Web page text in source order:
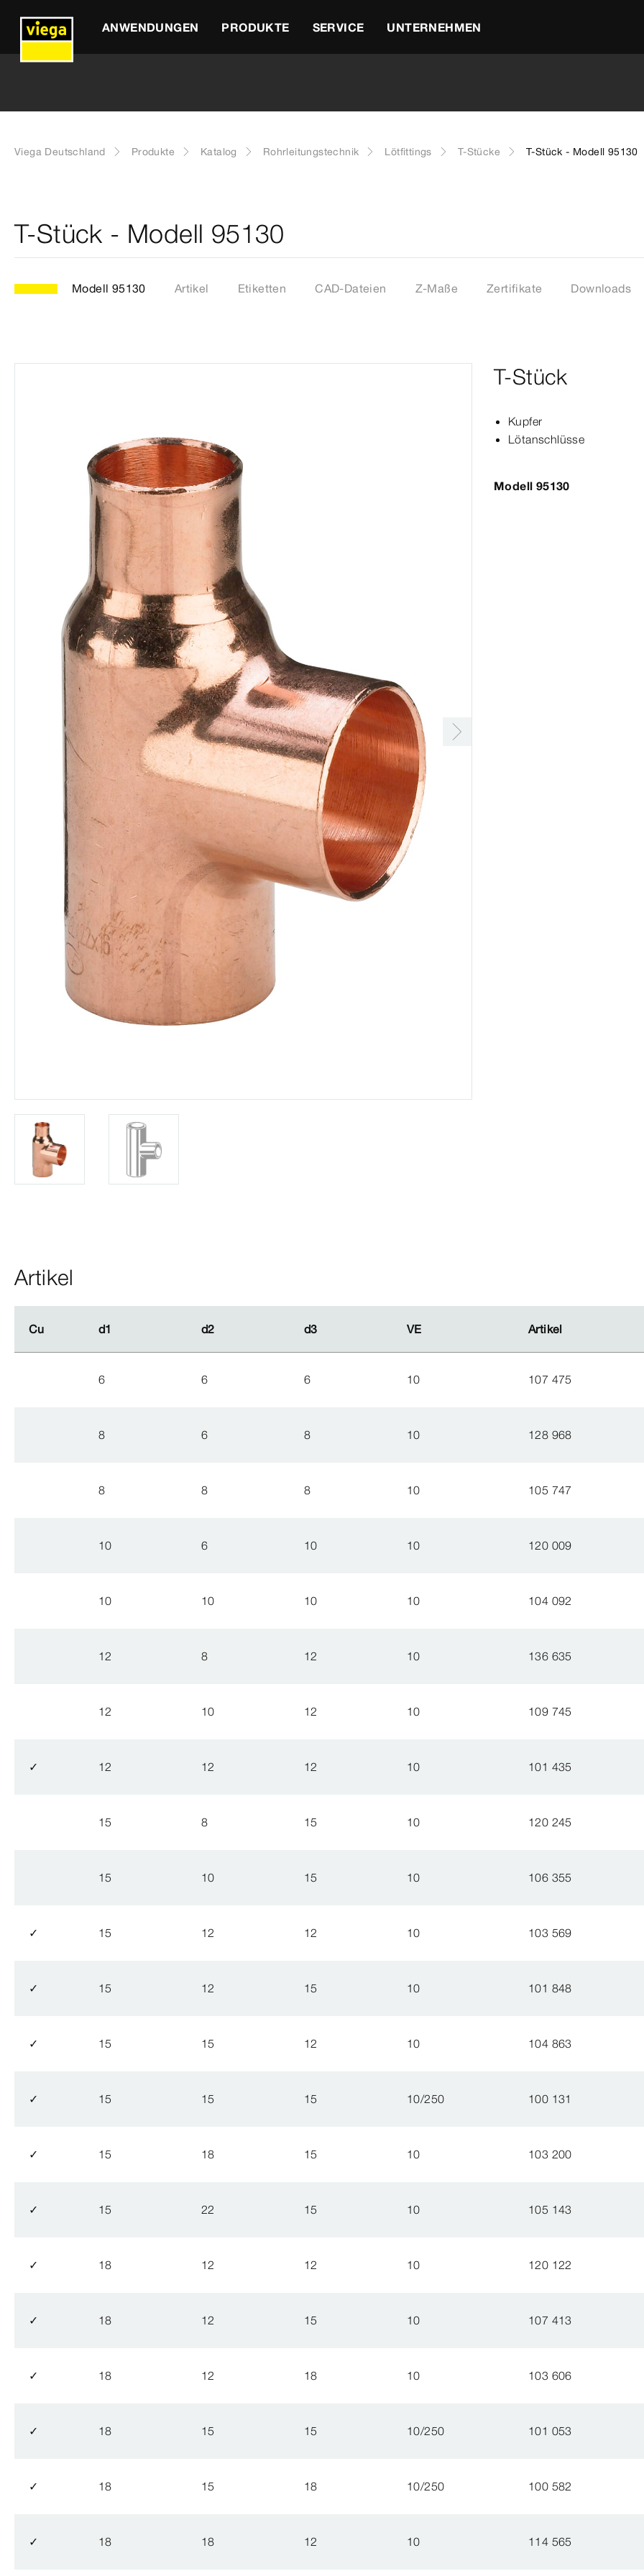
ANWENDUNGEN PRODUKTE SERVICE UNTERNEHMEN
Viega Deutschland Produkte Katalog Rohrleitungstechnik Lötfittings T-Stücke T-Stück - Modell 95130
T-Stück - Modell 95130
Modell 95130 Artikel Etiketten CAD-Dateien Z-Maße Zertifikate Downloads
T-Stück
Kupfer
Lötanschlüsse
Modell 95130
Artikel
Cu d1 d2 d3 VE Artikel
Cu d1 d2 d3 VE Artikel
6 6 6 10 107 475
8 6 8 10 128 968
8 8 8 10 105 747
10 6 10 10 120 009
10 10 10 10 104 092
12 8 12 10 136 635
12 10 12 10 109 745
✓ 12 12 12 10 101 435
15 8 15 10 120 245
15 10 15 10 106 355
✓ 15 12 12 10 103 569
✓ 15 12 15 10 101 848
✓ 15 15 12 10 104 863
✓ 15 15 15 10/250 100 131
✓ 15 18 15 10 103 200
✓ 15 22 15 10 105 143
✓ 18 12 12 10 120 122
✓ 18 12 15 10 107 413
✓ 18 12 18 10 103 606
✓ 18 15 15 10/250 101 053
✓ 18 15 18 10/250 100 582
✓ 18 18 12 10 114 565